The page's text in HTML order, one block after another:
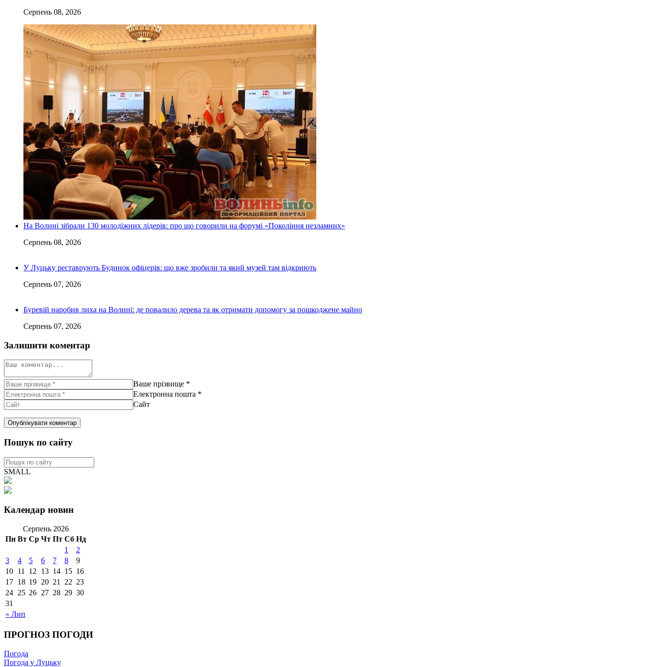
Серпень 08, 2026
На Волині зібрали 130 молодіжних лідерів: про що говорили на форумі «Покоління незламних»
Серпень 08, 2026
У Луцьку реставрують Будинок офіцерів: що вже зробили та який музей там відкриють
Серпень 07, 2026
Буревій наробив лиха на Волині: де повалило дерева та як отримати допомогу за пошкоджене майно
Серпень 07, 2026
Залишити коментар
Ваше прізвище *
Електронна пошта *
Сайт
Пошук по сайту
SMALL
Календар новин
Серпень 2026
Пн Вт Ср Чт Пт Сб Нд
« Лип
1
2
3
4 5 6 7 8
9
10 11 12 13 14 15 16
17 18 19 20 21 22 23
24 25 26 27 28 29 30
31
ПРОГНОЗ ПОГОДИ
Погода
Погода у Луцьку